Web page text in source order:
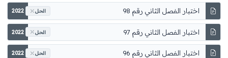
اختبار الفصل الثاني رقم 98 2022 الحل
اختبار الفصل الثاني رقم 97 2022 الحل
اختبار الفصل الثاني رقم 96 2022 الحل